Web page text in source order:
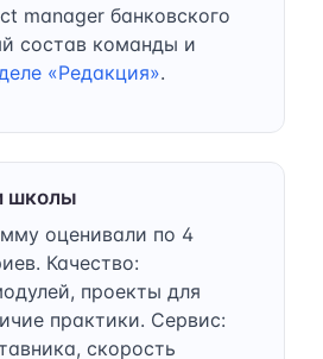
manager банковского
состав команды и
«Редакция».
школы
оценивали по 4
Качество:
проекты для
практики. Сервис:
скорость